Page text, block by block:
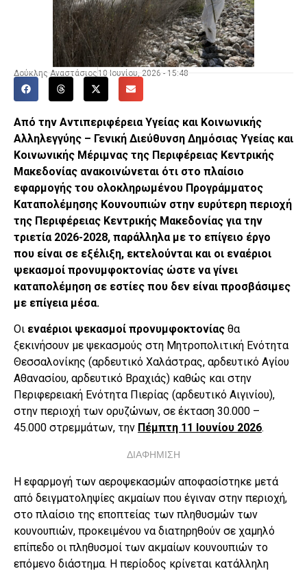
Δούκλης Αναστάσιος 10 Ιουνίου, 2026 - 15:48
Από την Αντιπεριφέρεια Υγείας και Κοινωνικής
Αλληλεγγύης – Γενική Διεύθυνση Δημόσιας Υγείας και
Κοινωνικής Μέριμνας της Περιφέρειας Κεντρικής
Μακεδονίας ανακοινώνεται ότι στο πλαίσιο
εφαρμογής του ολοκληρωμένου Προγράμματος
Καταπολέμησης Κουνουπιών στην ευρύτερη περιοχή
της Περιφέρειας Κεντρικής Μακεδονίας για την
τριετία 2026-2028, παράλληλα με το επίγειο έργο
που είναι σε εξέλιξη, εκτελούνται και οι εναέριοι
ψεκασμοί προνυμφοκτονίας ώστε να γίνει
καταπολέμηση σε εστίες που δεν είναι προσβάσιμες
με επίγεια μέσα.
Οι εναέριοι ψεκασμοί προνυμφοκτονίας θα
ξεκινήσουν με ψεκασμούς στη Μητροπολιτική Ενότητα
Θεσσαλονίκης (αρδευτικό Χαλάστρας, αρδευτικό Αγίου
Αθανασίου, αρδευτικό Βραχιάς) καθώς και στην
Περιφερειακή Ενότητα Πιερίας (αρδευτικό Αιγινίου),
στην περιοχή των ορυζώνων, σε έκταση 30.000 –
45.000 στρεμμάτων, την Πέμπτη 11 Ιουνίου 2026.
ΔΙΑΦΗΜΙΣΗ
Η εφαρμογή των αεροψεκασμών αποφασίστηκε μετά
από δειγματοληψίες ακμαίων που έγιναν στην περιοχή,
στο πλαίσιο της εποπτείας των πληθυσμών των
κουνουπιών, προκειμένου να διατηρηθούν σε χαμηλό
επίπεδο οι πληθυσμοί των ακμαίων κουνουπιών το
επόμενο διάστημα. Η περίοδος κρίνεται κατάλληλη